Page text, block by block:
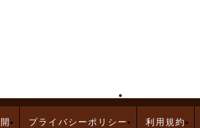
プライバシーポリシー 利用規約